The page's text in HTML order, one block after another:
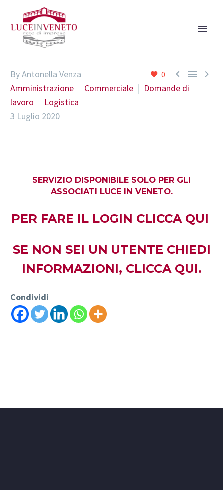
0   
By Antonella Venza
Amministrazione
Commerciale
Domande di
lavoro
Logistica
3 Luglio 2020
SERVIZIO DISPONIBILE SOLO PER GLI
ASSOCIATI LUCE IN VENETO.
PER FARE IL LOGIN CLICCA QUI
SE NON SEI UN UTENTE CHIEDI
INFORMAZIONI, CLICCA QUI.
Condividi